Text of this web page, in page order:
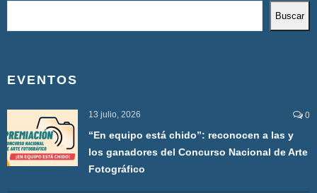
Buscar
EVENTOS
13 julio, 2026 0
“En equipo está chido”: reconocen a las y
los ganadores del Concurso Nacional de Arte
Fotográfico